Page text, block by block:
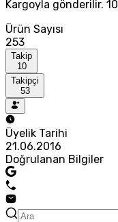
Kargoyla gönderilir.
Ürün Sayısı
253
Takip
10
Takipçi
53
Üyelik Tarihi
21.06.2016
Doğrulanan Bilgiler